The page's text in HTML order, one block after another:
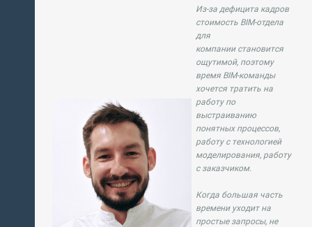
Из-за дефицита кадров
стоимость BIM-отдела
для
компании становится
ощутимой, поэтому
время BIM-команды
хочется тратить на
работу по
выстраиванию
понятных процессов,
работу с технологией
моделирования, работу
с заказчиком.
Когда большая часть
времени уходит на
простые запросы, не